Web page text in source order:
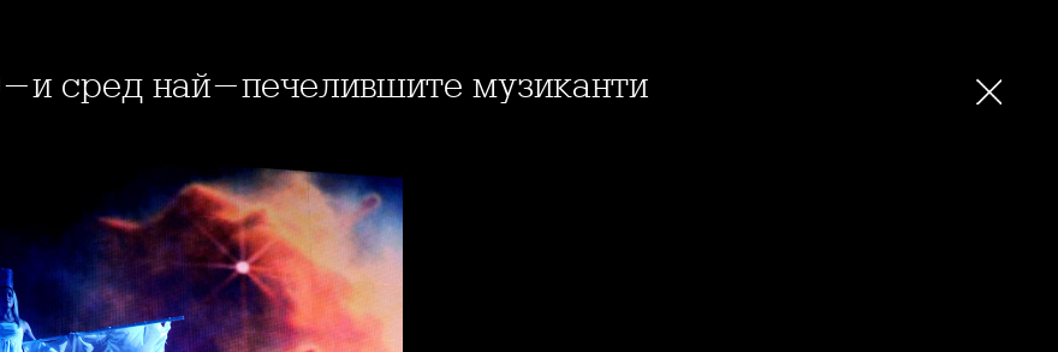
и сред най-печелившите музиканти